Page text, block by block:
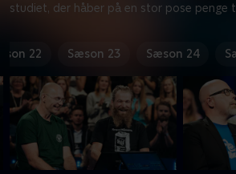
studiet, der håber på en stor pose penge
22 Sæson 23 Sæson 24